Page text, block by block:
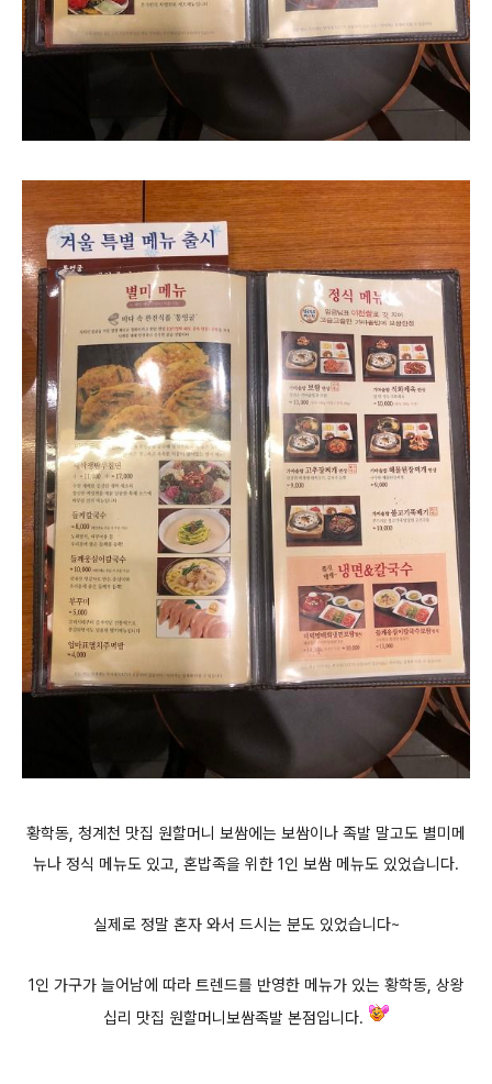
황학동, 청계천 맛집 원할머니 보쌈에는 보쌈이나 족발 말고도 별미메
뉴나 정식 메뉴도 있고, 혼밥족을 위한 1인 보쌈 메뉴도 있었습니다.
실제로 정말 혼자 와서 드시는 분도 있었습니다~
1인 가구가 늘어남에 따라 트렌드를 반영한 메뉴가 있는 황학동, 상왕
십리 맛집 원할머니보쌈족발 본점입니다.